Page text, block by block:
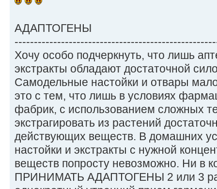
АДАПТОГЕНЫ
Хочу особо подчеркнуть, что лишь
экстракты обладают достаточной
Самодельные настойки и отвары
это с тем, что лишь в условиях
фабрик, с использованием сложных
экстрагировать из растений
действующих веществ. В домашних
настойки и экстракты с нужной
веществ попросту невозможно. Ни в
ПРИНИМАТЬ АДАПТОГЕНЫ 2 или 3